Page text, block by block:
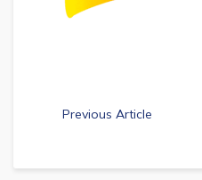
Previous Article